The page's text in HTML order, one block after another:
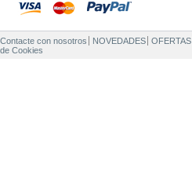
Contacte con nosotros NOVEDADES OFERTAS
de Cookies